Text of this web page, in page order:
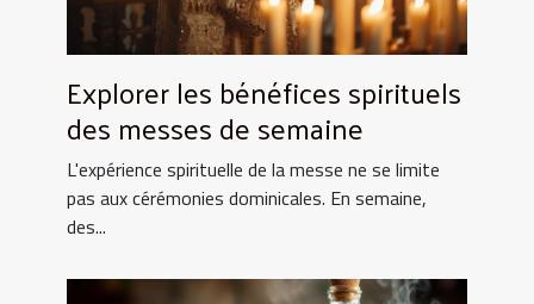
Explorer les bénéfices spirituels
des messes de semaine
L'expérience spirituelle de la messe ne se limite
pas aux cérémonies dominicales. En semaine,
des...